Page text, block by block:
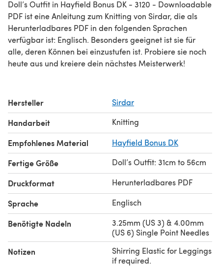
Doll’s Outfit in Hayfield Bonus DK - 3120 - Downloadable
PDF ist eine Anleitung zum Knitting von Sirdar, die als
Herunterladbares PDF in den folgenden Sprachen
verfügbar ist: Englisch. Besonders geeignet ist sie für
alle, deren Können bei einzustufen ist. Probiere sie noch
heute aus und kreiere dein nächstes Meisterwerk!
Hersteller Sirdar
Handarbeit Knitting
Empfohlenes Material Hayfield Bonus DK
Fertige Größe Doll’s Outfit: 31cm to 56cm
Druckformat Herunterladbares PDF
Sprache Englisch
Benötigte Nadeln
3.25mm (US 3) & 4.00mm
(US 6) Single Point Needles
Notizen
Shirring Elastic for Leggings
if required.